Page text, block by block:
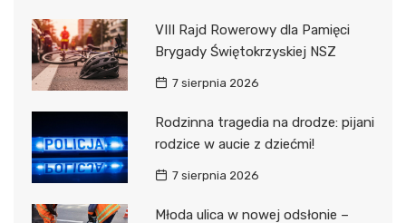
VIII Rajd Rowerowy dla Pamięci
Brygady Świętokrzyskiej NSZ
7 sierpnia 2026
Rodzinna tragedia na drodze: pijani
rodzice w aucie z dziećmi!
7 sierpnia 2026
Młoda ulica w nowej odsłonie –